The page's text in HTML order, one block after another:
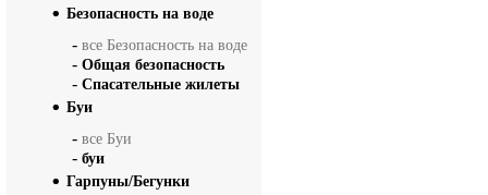
Безопасность на воде
- все Безопасность на воде
- Общая безопасность
- Спасательные жилеты
Буи
- все Буи
- буи
Гарпуны/Бегунки